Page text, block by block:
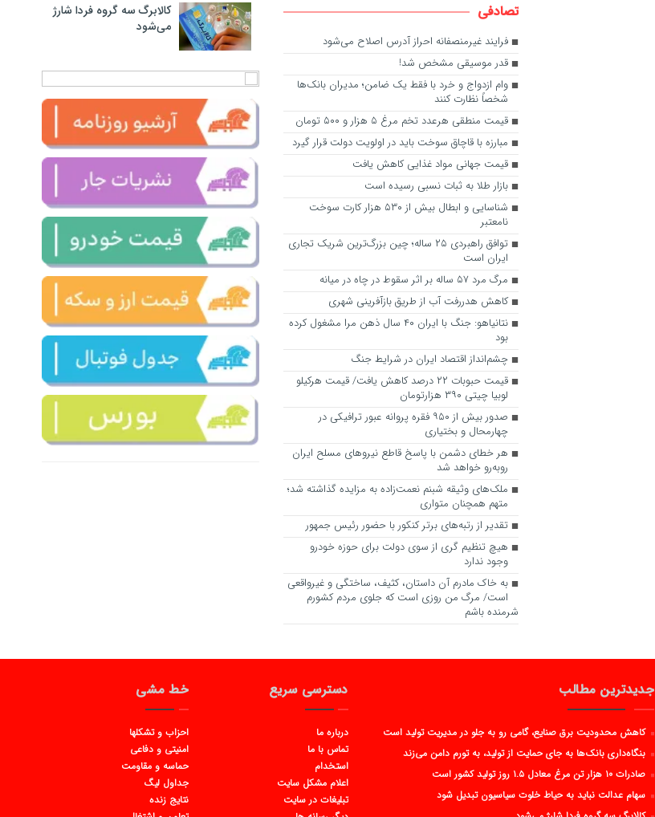
تصادفی
فرایند غیرمنصفانه احراز آدرس اصلاح می‌شود
قدر موسیقی مشخص شد!
وام ازدواج و خرد با فقط یک ضامن؛ مدیران بانک‌ها
شخصاً نظارت کنند
قیمت منطقی هرعدد تخم مرغ ۵ هزار و ۵۰۰ تومان
مبارزه با قاچاق سوخت باید در اولویت دولت قرار گیرد
قیمت جهانی مواد غذایی کاهش یافت
بازار طلا به ثبات نسبی رسیده است
شناسایی و ابطال بیش از ۵۳۰ هزار کارت سوخت
نامعتبر
توافق راهبردی ۲۵ ساله؛ چین بزرگ‌ترین شریک تجاری
ایران است
مرگ مرد ۵۷ ساله بر اثر سقوط در چاه در میانه
کاهش هدررفت آب از طریق بازآفرینی شهری
نتانیاهو: جنگ با ایران ۴۰ سال ذهن مرا مشغول کرده
بود
چشم‌انداز اقتصاد ایران در شرایط جنگ
قیمت حبوبات ۲۲ درصد کاهش یافت/ قیمت هرکیلو
لوبیا چیتی ۳۹۰ هزارتومان
صدور بیش از ۹۵۰ فقره پروانه عبور ترافیکی در
چهارمحال و بختیاری
هر خطای دشمن با پاسخ قاطع نیروهای مسلح ایران
روبه‌رو خواهد شد
ملک‌های وثیقه شبنم نعمت‌زاده به مزایده گذاشته شد؛
متهم همچنان متواری
تقدیر از رتبه‌های برتر کنکور با حضور رئیس جمهور
هیچ تنظیم گری از سوی دولت برای حوزه خودرو
وجود ندارد
به خاک مادرم آن داستان، کثیف، ساختگی و غیرواقعی
است/ مرگ من روزی‌ است که جلوی مردم کشورم
شرمنده باشم
کالابرگ سه گروه فردا شارژ
می‌شود
جدیدترین مطالب
کاهش محدودیت برق صنایع، گامی رو به جلو در مدیریت تولید است
بنگاه‌داری بانک‌ها به جای حمایت از تولید، به تورم دامن می‌زند
صادرات ۱۰ هزار تن مرغ معادل ۱.۵ روز تولید کشور است
سهام عدالت نباید به حیاط خلوت سیاسیون تبدیل شود
دسترسی سریع
درباره ما
تماس با ما
استخدام
اعلام مشکل سایت
تبلیغات در سایت
خط مشی
احزاب و تشکلها
امنیتی و دفاعی
حماسه و مقاومت
جداول لیگ
نتایج زنده